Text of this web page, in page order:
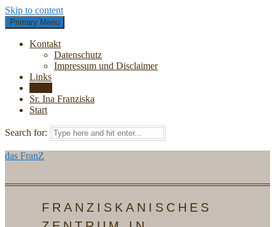
Skip to content
Primary Menu
Kontakt
Datenschutz
Impressum und Disclaimer
Links
Sr. Ina Franziska
Start
Search for:
das FranZ
FRANZISKANISCHES